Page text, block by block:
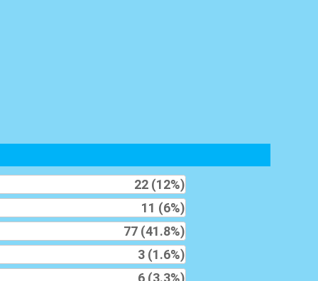
22 (12%)
11 (6%)
77 (41.8%)
3 (1.6%)
6 (3.3%)